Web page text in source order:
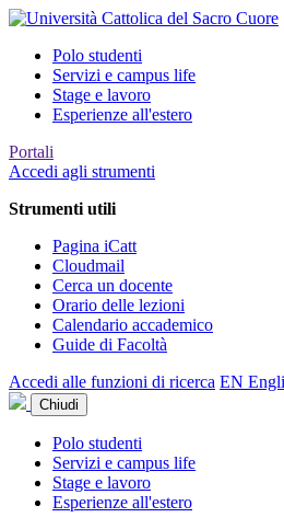
Polo studenti
Servizi e campus life
Stage e lavoro
Esperienze all'estero
Portali
Accedi agli strumenti
Strumenti utili
Pagina iCatt
Cloudmail
Cerca un docente
Orario delle lezioni
Calendario accademico
Guide di Facoltà
Accedi alle funzioni di ricerca EN
Chiudi
Polo studenti
Servizi e campus life
Stage e lavoro
Esperienze all'estero